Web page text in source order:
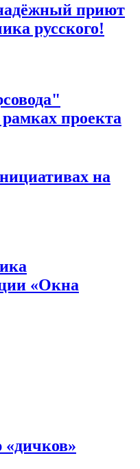
приют
русского!
проекта
на
«Окна